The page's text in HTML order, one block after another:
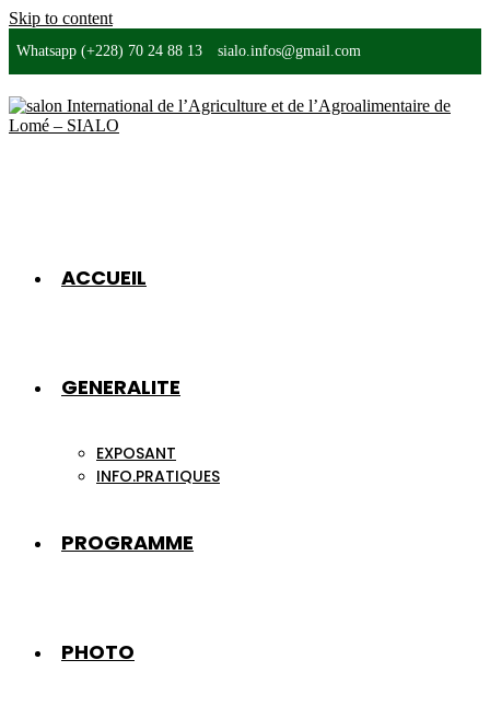
Skip to content
Whatsapp (+228) 70 24 88 13 sialo.infos@gmail.com
ACCUEIL
GENERALITE
EXPOSANT
INFO.PRATIQUES
PROGRAMME
PHOTO